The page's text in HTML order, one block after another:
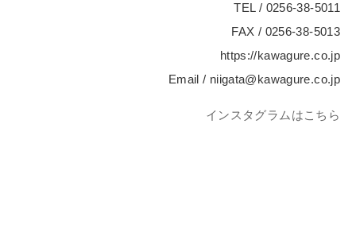
TEL / 0256-38-5011
FAX / 0256-38-5013
https://kawagure.co.jp
Email / niigata@kawagure.co.jp
インスタグラムはこちら